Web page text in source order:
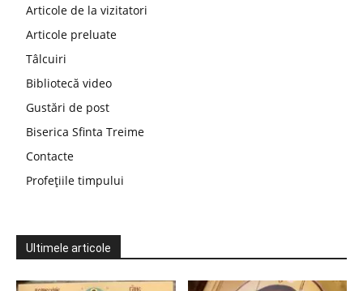
Articole de la vizitatori
Articole preluate
Tâlcuiri
Bibliotecă video
Gustări de post
Biserica Sfinta Treime
Contacte
Profețiile timpului
Ultimele articole